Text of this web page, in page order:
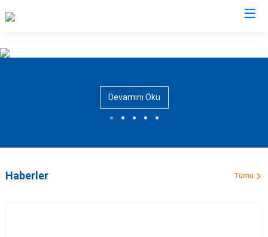
Devamını Oku
Haberler Tümü